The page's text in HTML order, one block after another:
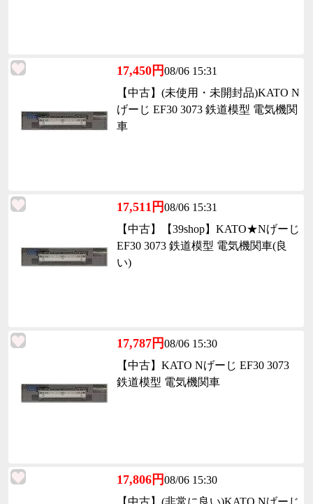
17,450円08/06 15:31
【中古】(未使用・未開封品)KATO N
げーじ EF30 3073 鉄道模型 電気機関
車
17,511円08/06 15:31
【中古】【39shop】KATO★Nげーじ
EF30 3073 鉄道模型 電気機関車(良
い)
17,787円08/06 15:30
【中古】KATO Nげーじ EF30 3073
鉄道模型 電気機関車
17,806円08/06 15:30
【中古】(非常に良い)KATO Nげーじ